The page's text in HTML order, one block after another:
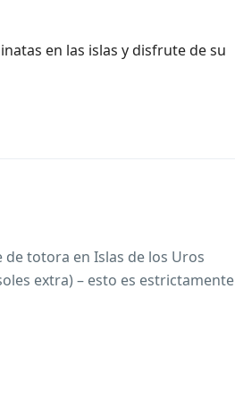
en las islas y disfrute de su
de totora en Islas de los Uros
extra) – esto es estrictamente